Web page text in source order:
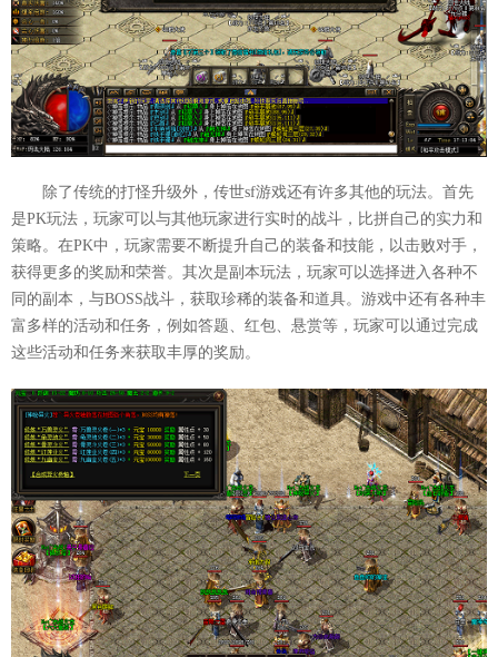
除了传统的打怪升级外，传世sf游戏还有许多其他的玩法。首先
是PK玩法，玩家可以与其他玩家进行实时的战斗，比拼自己的实力和
策略。在PK中，玩家需要不断提升自己的装备和技能，以击败对手，
获得更多的奖励和荣誉。其次是副本玩法，玩家可以选择进入各种不
同的副本，与BOSS战斗，获取珍稀的装备和道具。游戏中还有各种丰
富多样的活动和任务，例如答题、红包、悬赏等，玩家可以通过完成
这些活动和任务来获取丰厚的奖励。